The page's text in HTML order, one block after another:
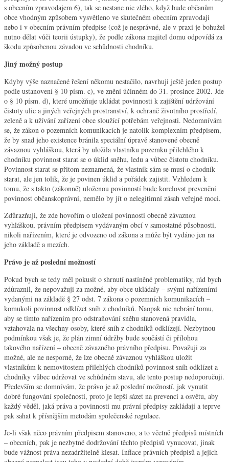
s obecním zpravodajem 6), tak se nestane nic zlého, když bude občanům
obce vhodným způsobem vysvětleno ve skutečném obecním zpravodaji
nebo i v obecním právním předpise (což je nesprávné, ale v praxi je bohužel
nutno dělat vůči teorii ústupky), že podle zákona majitel domu odpovídá za
škodu způsobenou závadou ve schůdnosti chodníku.
Jiný možný postup
Kdyby výše naznačené řešení někomu nestačilo, navrhuji ještě jeden postup
podle ustanovení § 10 písm. c), ve znění účinném do 31. prosince 2002. Jde
o § 10 písm. d), které umožňuje ukládat povinnosti k zajištění udržování
čistoty ulic a jiných veřejných prostranství, k ochraně životního prostředí,
zeleně a k užívání zařízení obce sloužící potřebám veřejnosti. Nedomnívám
se, že zákon o pozemních komunikacích je natolik komplexním předpisem,
že by snad jeho existence bránila speciální úpravě stanovené obecně
závaznou vyhláškou, která by uložila vlastníku pozemku přilehlého k
chodníku povinnost starat se o úklid sněhu, ledu a vůbec čistotu chodníku.
Povinnost starat se přitom neznamená, že vlastník sám se musí o chodník
starat, ale jen tolik, že je povinen úklid a pořádek zajistit. Vzhledem k
tomu, že s takto (zákonně) uloženou povinností bude korelovat prevenční
povinnost občanskoprávní, nemělo by jít o nelegitimní zásah veřejné moci.
Zdůrazňuji, že zde hovořím o uložení povinnosti obecně závaznou
vyhláškou, právním předpisem vydávaným obcí v samostatné působnosti,
nikoli nařízením, které je odvozeno od zákona a může být vydáno jen na
jeho základě a mezích.
Právo je až poslední možností
Pokud bych se tedy měl pokusit o shrnutí nastíněné problematiky, rád bych
zdůraznil, že nepovažuji za možné, aby obce ukládaly – svými nařízeními
vydanými na základě § 27 odst. 7 zákona o pozemních komunikacích –
komukoli povinnost odklízet sníh z chodníků. Naopak nic nebrání tomu,
aby se tímto nařízením pro odstraňování sněhu stanovená pravidla,
vztahovala na všechny osoby, které sníh z chodníků odklízejí. Nezbytnou
podmínkou však je, že plán zimní údržby bude součástí či přílohou
takového nařízení – obecně závazného právního předpisu. Považuji za
možné, ale ne nesporné, že lze obecně závaznou vyhláškou uložit
vlastníkům k nemovitostem přilehlých chodníků povinnost sníh odklízet a
chodníky vůbec udržovat ve schůdném stavu, ale tento postup nedoporučuji.
Především se domnívám, že právo je až poslední možností, jak vynutit
dobré fungování společnosti, proto je lepší sázet na prevenci a osvětu, aby
každý věděl, jaká práva a povinnosti mu právní předpisy zakládají a teprve
pak sahat k přísnějším metodám společenské regulace.
Je-li však něco právním předpisem stanoveno, a to včetně předpisů místních
– obecních, pak je nezbytné dodržování těchto předpisů vynucovat, jinak
bude vážnost práva nezadržitelně klesat. Inflace právních předpisů a jejich